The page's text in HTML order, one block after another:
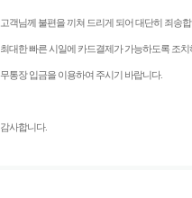
고객님께 불편을 끼쳐 드리게 되어 대단히 죄송
최대한 빠른 시일에 카드결제가 가능하도록 조
무통장 입금을 이용하여 주시기 바랍니다.
감사합니다.